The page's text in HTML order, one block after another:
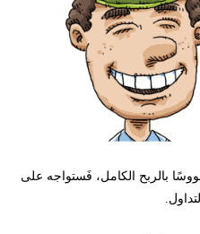
بالربح الكامل، فَستواجه على